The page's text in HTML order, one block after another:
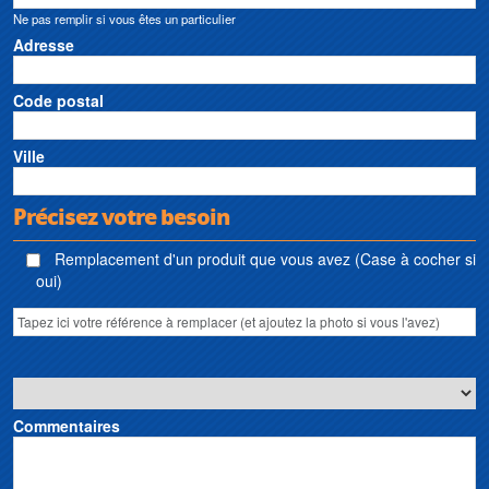
Ne pas remplir si vous êtes un particulier
Adresse
Code postal
Ville
Précisez votre besoin
Remplacement d'un produit que vous avez (Case à cocher si
oui)
Commentaires